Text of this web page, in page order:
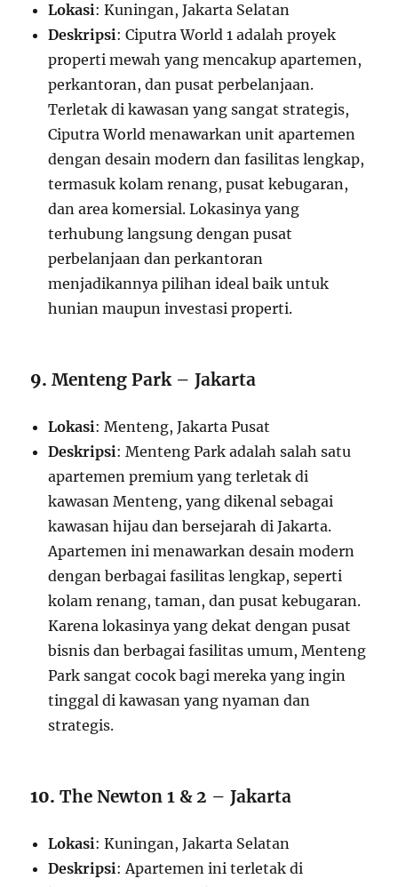
Lokasi: Kuningan, Jakarta Selatan
Deskripsi: Ciputra World 1 adalah proyek
properti mewah yang mencakup apartemen,
perkantoran, dan pusat perbelanjaan.
Terletak di kawasan yang sangat strategis,
Ciputra World menawarkan unit apartemen
dengan desain modern dan fasilitas lengkap,
termasuk kolam renang, pusat kebugaran,
dan area komersial. Lokasinya yang
terhubung langsung dengan pusat
perbelanjaan dan perkantoran
menjadikannya pilihan ideal baik untuk
hunian maupun investasi properti.
9.Menteng Park – Jakarta
Lokasi: Menteng, Jakarta Pusat
Deskripsi: Menteng Park adalah salah satu
apartemen premium yang terletak di
kawasan Menteng, yang dikenal sebagai
kawasan hijau dan bersejarah di Jakarta.
Apartemen ini menawarkan desain modern
dengan berbagai fasilitas lengkap, seperti
kolam renang, taman, dan pusat kebugaran.
Karena lokasinya yang dekat dengan pusat
bisnis dan berbagai fasilitas umum, Menteng
Park sangat cocok bagi mereka yang ingin
tinggal di kawasan yang nyaman dan
strategis.
10.The Newton 1 & 2 – Jakarta
Lokasi: Kuningan, Jakarta Selatan
Deskripsi: Apartemen ini terletak di